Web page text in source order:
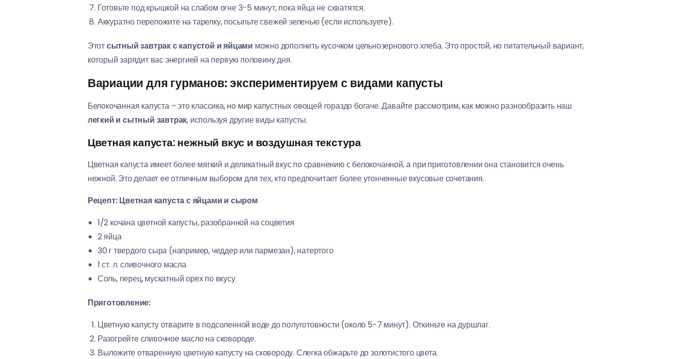
Готовьте под крышкой на слабом огне 3-5 минут, пока яйца не схватятся.
Аккуратно переложите на тарелку, посыпьте свежей зеленью (если используете).
Этотсытный завтрак с капустой и яйцами можно дополнить кусочком цельнозернового хлеба. Это простой, но питательный вариант,
который зарядит вас энергией на первую половину дня.
Вариации для гурманов: экспериментируем с видами капусты
Белокочанная капуста – это классика, но мир капустных овощей гораздо богаче. Давайте рассмотрим, как можно разнообразить наш
легкий и сытный завтрак, используя другие виды капусты.
Цветная капуста: нежный вкус и воздушная текстура
Цветная капуста имеет более мягкий и деликатный вкус по сравнению с белокочанной, а при приготовлении она становится очень
нежной. Это делает ее отличным выбором для тех, кто предпочитает более утонченные вкусовые сочетания.
Рецепт: Цветная капуста с яйцами и сыром
1/2 кочана цветной капусты, разобранной на соцветия
2 яйца
30 г твердого сыра (например, чеддер или пармезан), натертого
1 ст. л. сливочного масла
Соль, перец, мускатный орех по вкусу
Приготовление:
Цветную капусту отварите в подсоленной воде до полуготовности (около 5-7 минут). Откиньте на дуршлаг.
Разогрейте сливочное масло на сковороде.
Выложите отваренную цветную капусту на сковороду. Слегка обжарьте до золотистого цвета.